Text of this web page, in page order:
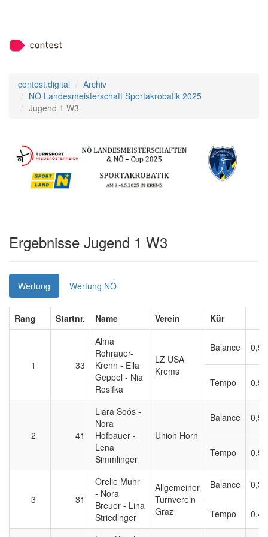
contest.digital
Archiv
NÖ Landesmeisterschaft Sportakrobatik 2025
Jugend 1 W3
Ergebnisse Jugend 1 W3
Wertung Wertung NÖ
Rang Startnr. Name Verein Kür
1 33
Alma
Rohrauer-
Krenn - Ella
Geppel - Nia
Rosifka
LZ USA
Krems
Balance
Tempo
2 41
Liara Soós -
Nora
Hofbauer -
Lena
Simmlinger
Union Horn
Balance
Tempo
3 31
Orelie Muhr
- Nora
Breuer - Lina
Striedinger
Allgemeiner
Turnverein
Graz
Balance
Tempo